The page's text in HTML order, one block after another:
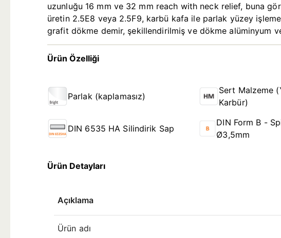
uzunluğu 16 mm ve 32 mm reach with neck relief, buna
üretin 2.5E8 veya 2.5F9, karbü kafa ile parlak yüzey
grafit dökme demir, şekillendirilmiş ve dökme alüminyum ve
Ürün Özelliği
Parlak (kaplamasız)
Sert Malzeme
Karbür)
DIN 6535 HA Silindirik Sap
DIN Form B -
Ø3,5mm
Ürün Detayları
Açıklama
Ürün adı